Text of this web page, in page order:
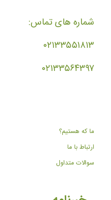
شماره های تماس:
۰۲۱۳۳۵۵۱۸۱۳
۰۲۱۳۳۵۶۴۳۹۷
ما که هستیم؟
ارتباط با ما
سوالات متداول